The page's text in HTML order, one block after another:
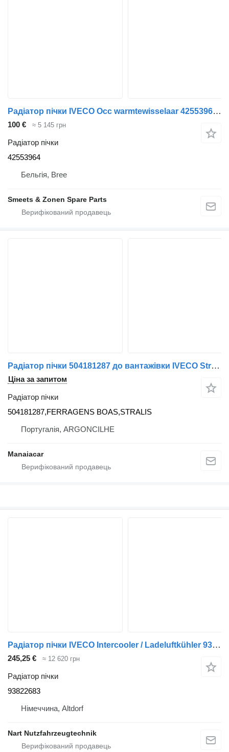
Радіатор пічки IVECO Occ warmtewisselaar 42553964 до вантажівки
100 € ≈ 5 145 грн
Радіатор пічки
42553964
Бельгія, Bree
Smeets & Zonen Spare Parts
Радіатор пічки 504181287 до вантажівки IVECO Stralis | 12
Ціна за запитом
Радіатор пічки
504181287,FERRAGENS BOAS,STRALIS
Португалія, ARGONCILHE
Manaiacar
Радіатор пічки IVECO Intercooler / Ladeluftkühler 93822683 до вантажівки IVECO Daily
245,25 € ≈ 12 620 грн
Радіатор пічки
93822683
Німеччина, Altdorf
Nart Nutzfahrzeugtechnik